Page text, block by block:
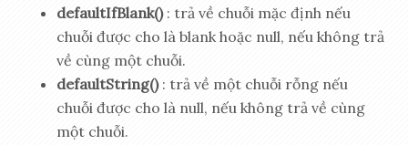
defaultIfBlank(): trả về chuỗi mặc định nếu
chuỗi được cho là blank hoặc null, nếu không trả
về cùng một chuỗi.
defaultString(): trả về một chuỗi rỗng nếu
chuỗi được cho là null, nếu không trả về cùng
một chuỗi.